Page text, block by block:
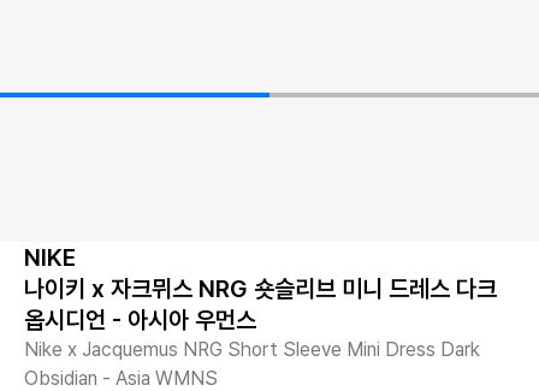
NIKE
나이키 x 자크뮈스 NRG 숏슬리브 미니 드레스 다크
옵시디언 - 아시아 우먼스
Nike x Jacquemus NRG Short Sleeve Mini Dress Dark
Obsidian - Asia WMNS